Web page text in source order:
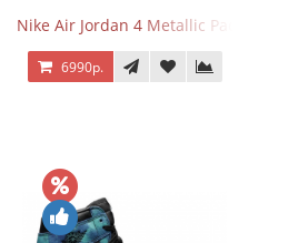
Nike Air Jordan 4 Metallic Pack Purple
6990р.